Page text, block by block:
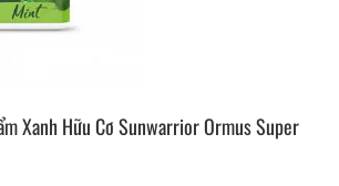
Xanh Hữu Cơ Sunwarrior Ormus Super